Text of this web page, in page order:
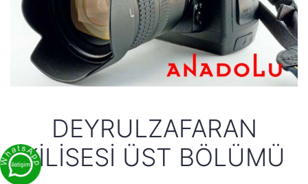
DEYRULZAFARAN
KILISESI ÜST BÖLÜMÜ